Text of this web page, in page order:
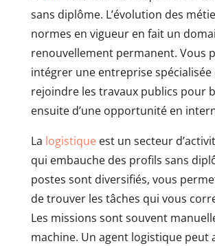
sans diplôme. L’évolution des
normes en vigueur en fait un
renouvellement permanent. Vous
intégrer une entreprise spécialisée
rejoindre les travaux publics pour
ensuite d’une opportunité en
La logistiqueest un secteur
qui embauche des profils sans
postes sont diversifiés, vous
de trouver les tâches qui vous
Les missions sont souvent
machine. Un agent logistique peut